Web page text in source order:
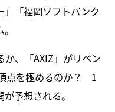
」「福岡ソフトバンク
か、「AXIZ」がリベン
点を極めるのか？ 1
予想される。